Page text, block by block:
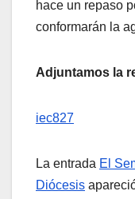
hace un repaso
conformarán la
Adjuntamos la
iec827
La entrada El
Diócesis